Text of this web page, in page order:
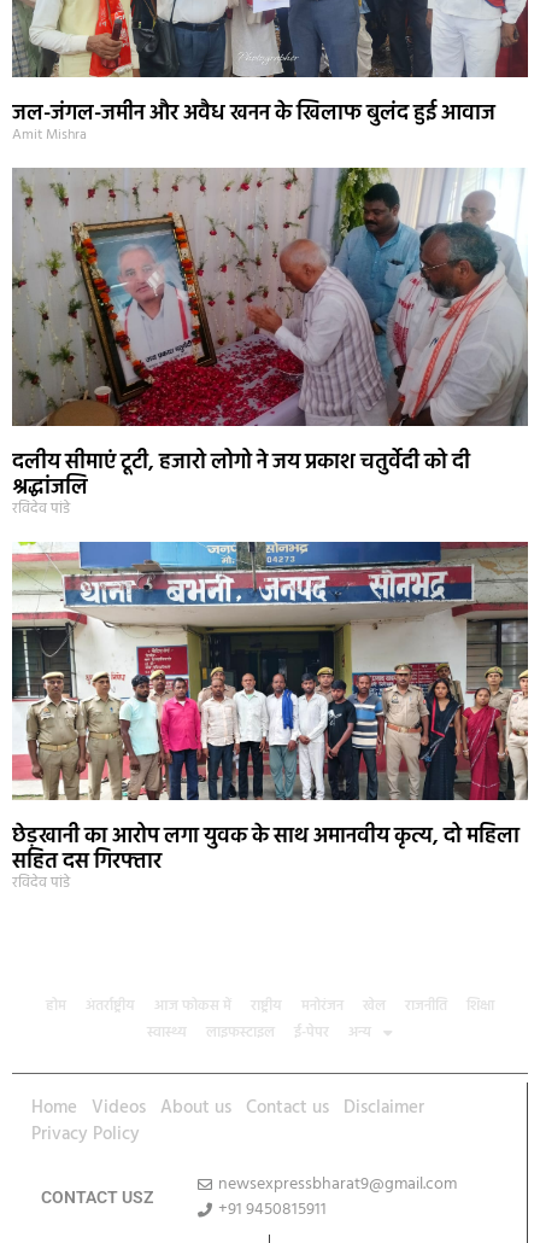
जल-जंगल-जमीन और अवैध खनन के खिलाफ बुलंद हुई आवाज
Amit Mishra
दलीय सीमाएं टूटी, हजारो लोगो ने जय प्रकाश चतुर्वेदी को दी
श्रद्धांजलि
रविदेव पांडे
छेड़खानी का आरोप लगा युवक के साथ अमानवीय कृत्य, दो महिला
सहित दस गिरफ्तार
रविदेव पांडे
होम अंतर्राष्ट्रीय आज फोकस में राष्ट्रीय मनोरंजन खेल राजनीति
शिक्षा
स्वास्थ्य
लाइफस्टाइल ई-पेपर अन्य
Home Videos About us Contact us Disclaimer
Privacy Policy
CONTACT USZ
newsexpressbharat9@gmail.com
+91 9450815911